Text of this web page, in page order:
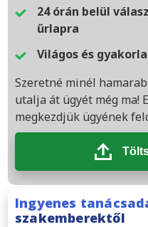
24 órán belül
űrlapra
Világos és
Szeretné minél
utalja át ügyét még ma!
megkezdjük ügyének
Ingyenes
szakemberektől